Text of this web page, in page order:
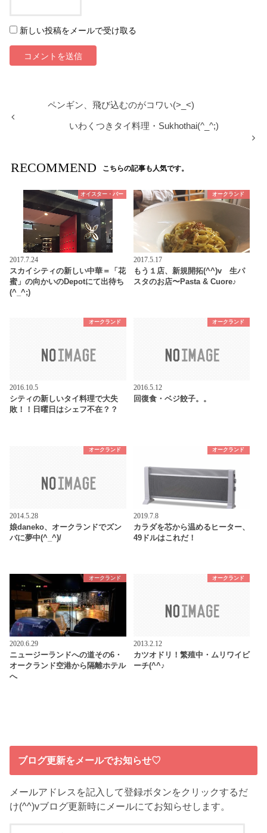
新しい投稿をメールで受け取る
ペンギン、飛び込むのがコワい(>_<)
いわくつきタイ料理・Sukhothai(^_^;)
RECOMMEND こちらの記事も人気です。
オイスター・バー
2017.7.24
スカイシティの新しい中華＝「花
蜜」の向かいのDepotにて出待ち
(^_^;)
オークランド
2017.5.17
もう１店、新規開拓(^^)v 生パ
スタのお店〜Pasta & Cuore♪
オークランド
2016.10.5
シティの新しいタイ料理で大失
敗！！日曜日はシェフ不在？？
オークランド
2016.5.12
回復食・ベジ餃子。。
オークランド
2014.5.28
娘daneko、オークランドでズン
バに夢中(^_^)/
オークランド
2019.7.8
カラダを芯から温めるヒーター、
49ドルはこれだ！
オークランド
2020.6.29
ニュージーランドへの道その6・
オークランド空港から隔離ホテル
へ
オークランド
2013.2.12
カツオドリ！繁殖中・ムリワイビ
ーチ(^^♪
ブログ更新をメールでお知らせ♡
メールアドレスを記入して登録ボタンをクリックするだ
け(^^)vブログ更新時にメールにてお知らせします。